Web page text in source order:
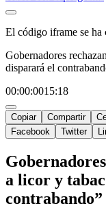
El código iframe se ha
Gobernadores
disparará el
00:00:0015:18
Copiar Compartir
Facebook
Twitter
a licor y
contrabando”